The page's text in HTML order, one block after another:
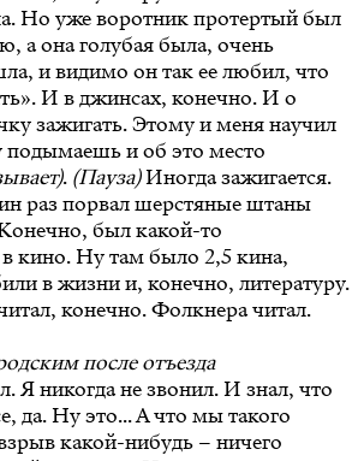
Но уже воротник протертый был
а она голубая была, очень
и видимо он так ее любил, что
И в джинсах, конечно. И о
зажигать. Этому и меня научил
подымаешь и об это место
. (Пауза)Иногда зажигается.
раз порвал шерстяные штаны
был какой-то
кино. Ну там было 2,5 кина,
в жизни и, конечно, литературу.
конечно. Фолкнера читал.
после отъезда
Я никогда не звонил. И знал, что
да. Ну это... А что мы такого
какой-нибудь – ничего